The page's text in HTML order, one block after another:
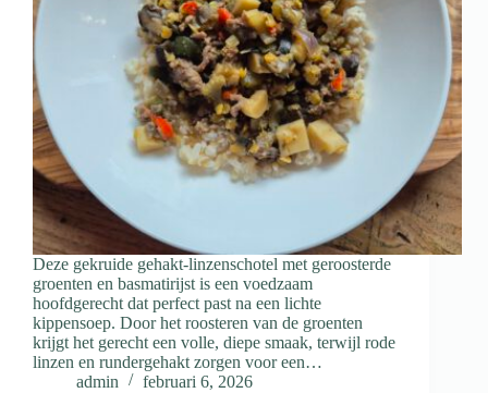
Deze gekruide gehakt-linzenschotel met geroosterde
groenten en basmatirijst is een voedzaam
hoofdgerecht dat perfect past na een lichte
kippensoep. Door het roosteren van de groenten
krijgt het gerecht een volle, diepe smaak, terwijl rode
linzen en rundergehakt zorgen voor een…
admin
februari 6, 2026